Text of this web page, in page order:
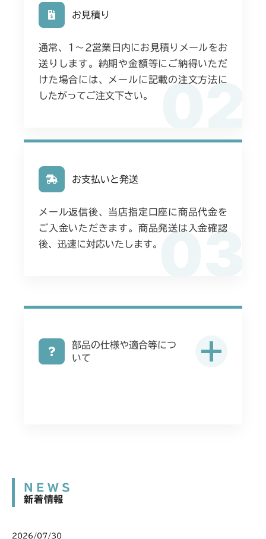
02
お見積り
通常、1〜2営業日内にお見積りメールをお
送りします。納期や金額等にご納得いただ
けた場合には、メールに記載の注文方法に
したがってご注文下さい。
03
お支払いと発送
メール返信後、当店指定口座に商品代金を
ご入金いただきます。商品発送は入金確認
後、迅速に対応いたします。
部品の仕様や適合等につ
いて
NEWS
新着情報
2026/07/30